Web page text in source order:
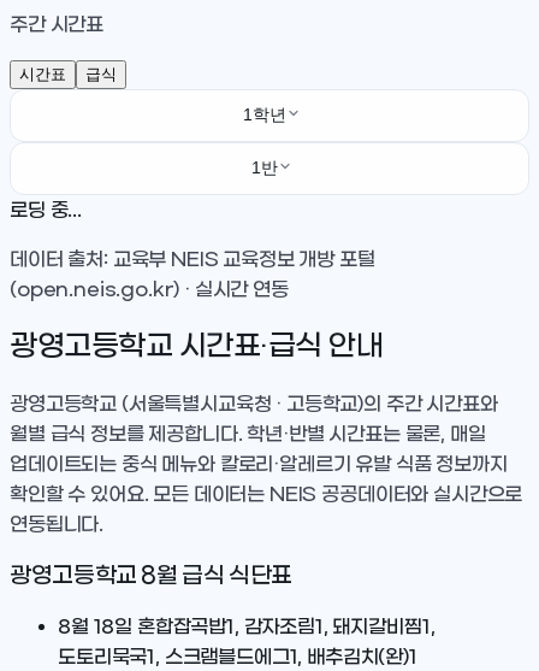
주간 시간표
시간표 급식
1학년
1반
로딩 중...
데이터 출처: 교육부 NEIS 교육정보 개방 포털
(open.neis.go.kr) · 실시간 연동
광영고등학교 시간표·급식 안내
광영고등학교 (서울특별시교육청 · 고등학교)의 주간 시간표와
월별 급식 정보를 제공합니다. 학년·반별 시간표는 물론, 매일
업데이트되는 중식 메뉴와 칼로리·알레르기 유발 식품 정보까지
확인할 수 있어요. 모든 데이터는 NEIS 공공데이터와 실시간으로
연동됩니다.
광영고등학교 8월 급식 식단표
8월 18일 혼합잡곡밥1, 감자조림1, 돼지갈비찜1,
도토리묵국1, 스크램블드에그1, 배추김치(완)1